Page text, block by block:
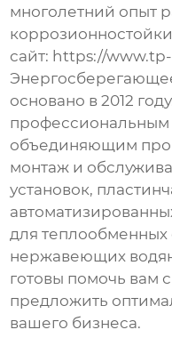
многолетний опыт
сайт: https://
основано в 2012
объединяющим
монтаж и
установок,
для теплообменных
нержавеющих
готовы помочь вам
предложить
вашего бизнеса.